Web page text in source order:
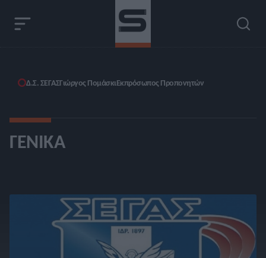
Δ.Σ. ΣΕΓΑΣΓιώργος ΠομάσκιΕκπρόσωπος Προπονητών
ΓΕΝΙΚΆ